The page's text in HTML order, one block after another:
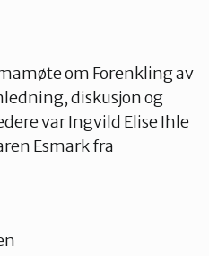
om Forenkling av
diskusjon og
var Ingvild Elise Ihle
Esmark fra